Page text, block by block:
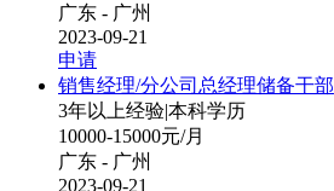
广东 - 广州
2023-09-21
申请
销售经理/分公司总经理储备干部
3年以上经验|本科学历
10000-15000元/月
广东 - 广州
2023-09-21